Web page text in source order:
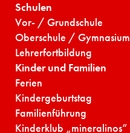
Schulen
Vor- / Grundschule
Oberschule / Gymnasium
Lehrerfortbildung
Kinder und Familien
Ferien
Kindergeburtstag
Familienführung
Kinderklub „mineralinos“